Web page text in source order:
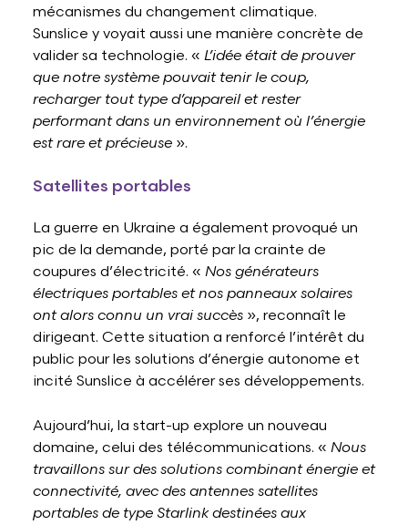
mécanismes du changement climatique.
Sunslice y voyait aussi une manière concrète de
valider sa technologie. « L’idée était de prouver
que notre système pouvait tenir le coup,
recharger tout type d’appareil et rester
performant dans un environnement où l’énergie
est rare et précieuse ».
Satellites portables
La guerre en Ukraine a également provoqué un
pic de la demande, porté par la crainte de
coupures d’électricité. « Nos générateurs
électriques portables et nos panneaux solaires
ont alors connu un vrai succès », reconnaît le
dirigeant. Cette situation a renforcé l’intérêt du
public pour les solutions d’énergie autonome et
incité Sunslice à accélérer ses développements.
Aujourd’hui, la start-up explore un nouveau
domaine, celui des télécommunications. « Nous
travaillons sur des solutions combinant énergie et
connectivité, avec des antennes satellites
portables de type Starlink destinées aux